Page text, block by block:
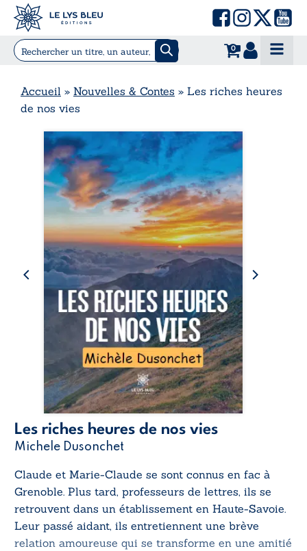
0
Accueil » Nouvelles & Contes » Les riches heures
de nos vies
Les riches heures de nos vies
Michele Dusonchet
Claude et Marie-Claude se sont connus en fac à
Grenoble. Plus tard, professeurs de lettres, ils se
retrouvent dans un établissement en Haute-Savoie.
Leur passé aidant, ils entretiennent une brève
relation amoureuse qui se transforme en une amitié